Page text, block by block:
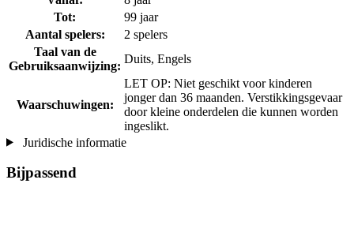
Tot:
99 jaar
Aantal spelers:
2 spelers
Taal van de
Gebruiksaanwijzing:
Duits, Engels
Waarschuwingen:
LET OP: Niet geschikt voor kinderen
jonger dan 36 maanden. Verstikkingsgevaar
door kleine onderdelen die kunnen worden
ingeslikt.
Juridische informatie
Bijpassend